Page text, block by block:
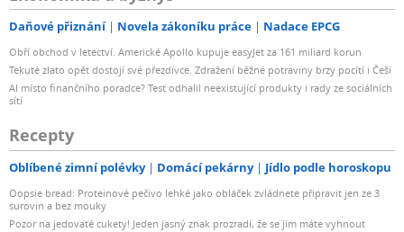
Daňové přiznání Novela zákoníku práce Nadace EPCG
Obří obchod v letectví. Americké Apollo kupuje easyJet za 161 miliard korun
Tekuté zlato opět dostojí své přezdívce. Zdražení běžné potraviny brzy pocítí i Češi
AI místo finančního poradce? Test odhalil neexistující produkty i rady ze sociálních
sítí
Recepty
Oblíbené zimní polévky Domácí pekárny Jídlo podle horoskopu
Oopsie bread: Proteinové pečivo lehké jako obláček zvládnete připravit jen ze 3
surovin a bez mouky
Pozor na jedovaté cukety! Jeden jasný znak prozradí, že se jim máte vyhnout